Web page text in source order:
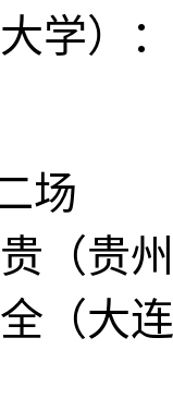
学）
场
（贵
（大